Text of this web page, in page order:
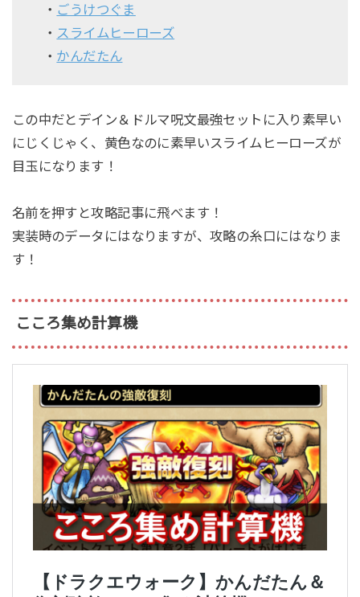
・ ごうけつぐま
・ スライムヒーローズ
・ かんだたん
この中だとデイン＆ドルマ呪文最強セットに入り素早い
にじくじゃく、黄色なのに素早いスライムヒーローズが
目玉になります！
名前を押すと攻略記事に飛べます！
実装時のデータにはなりますが、攻略の糸口にはなりま
す！
こころ集め計算機